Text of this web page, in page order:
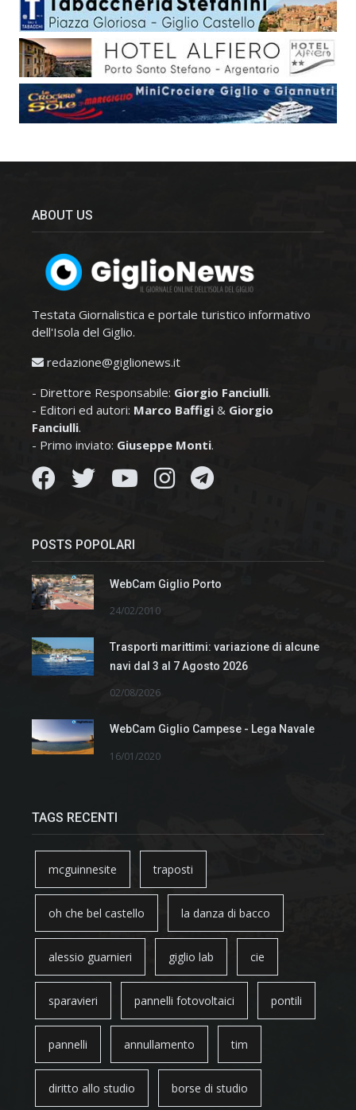
ABOUT US
Testata Giornalistica e portale turistico informativo
dell'Isola del Giglio.
redazione@giglionews.it
- Direttore Responsabile: Giorgio Fanciulli.
- Editori ed autori: Marco Baffigi & Giorgio
Fanciulli.
- Primo inviato: Giuseppe Monti.
POSTS POPOLARI
WebCam Giglio Porto
24/02/2010
Trasporti marittimi: variazione di alcune
navi dal 3 al 7 Agosto 2026
02/08/2026
WebCam Giglio Campese - Lega Navale
16/01/2020
TAGS RECENTI
mcguinnesite traposti
oh che bel castello la danza di bacco
alessio guarnieri giglio lab cie
sparavieri pannelli fotovoltaici pontili
pannelli annullamento tim
diritto allo studio borse di studio